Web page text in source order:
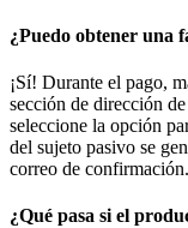
¿Puedo obtener una
¡Sí! Durante el pago,
sección de dirección
seleccione la opción
del sujeto pasivo se
correo de confirmación.
¿Qué pasa si el